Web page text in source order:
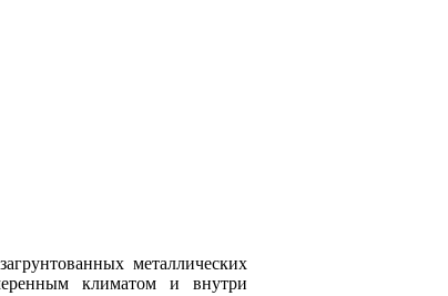
металлических
климатом и внутри